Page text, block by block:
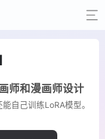
师和漫画师设计
自己训练LoRA模型。